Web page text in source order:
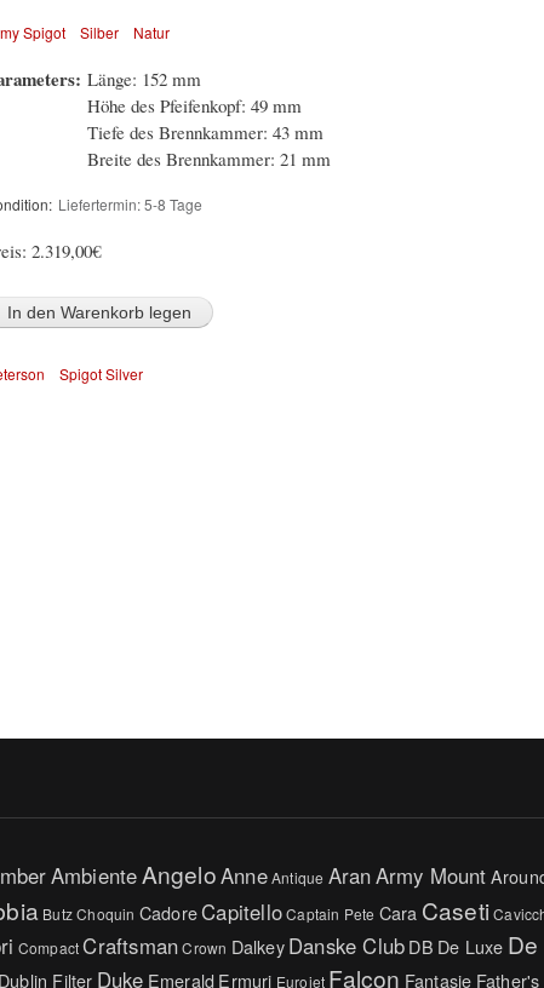
Spigot Silber Natur
Länge: 152 mm
Höhe des Pfeifenkopf: 49 mm
Tiefe des Brennkammer: 43 mm
Breite des Brennkammer: 21 mm
Liefertermin: 5-8 Tage
2.319,00€
Spigot Silver
AmbienteAngeloAnneAntique AranArmy Mount
Butz Choquin CadoreCapitelloCaptain Pete Cara Caseti
Compact Craftsman Crown DalkeyDanske ClubDB De Luxe
Dublin Filter Duke Emerald Ermuri Eurojet Falcon Fantasie